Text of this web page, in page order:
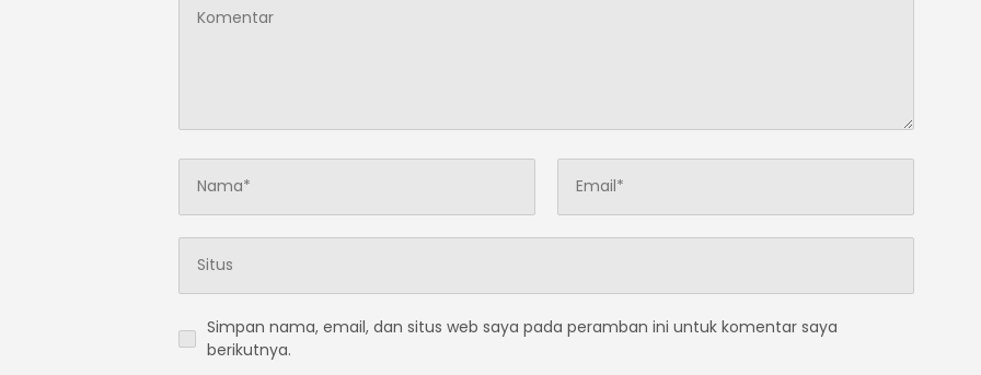
Simpan nama, email, dan situs web saya pada peramban ini untuk komentar saya
berikutnya.